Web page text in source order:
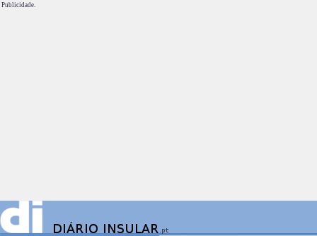
Publicidade.